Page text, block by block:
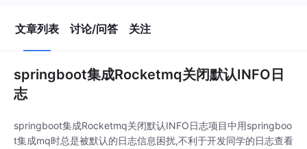
文章列表 讨论/问答 关注
springboot集成Rocketmq关闭默认INFO日
志
springboot集成Rocketmq关闭默认INFO日志项目中用springboo
t集成mq时总是被默认的日志信息困扰,不利于开发同学的日志查看